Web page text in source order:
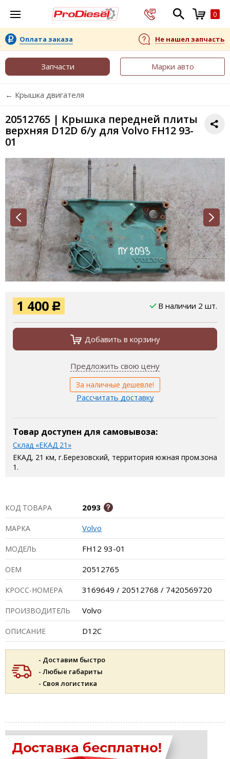
0
Оплата заказа Не нашел запчасть
Запчасти Марки авто
← Крышка двигателя
20512765 | Крышка передней плиты
верхняя D12D б/у для Volvo FH12 93-
01
1 400 Р В наличии 2 шт.
Добавить в корзину
Предложить свою цену
За наличные дешевле!
Рассчитать доставку
Товар доступен для самовывоза:
Склад «ЕКАД 21»
ЕКАД, 21 км, г.Березовский, территория южная пром.зона
1.
КОД ТОВАРА 2093
МАРКА Volvo
МОДЕЛЬ FH12 93-01
ОЕМ 20512765
КРОСС-НОМЕРА 3169649 / 20512768 / 7420569720
ПРОИЗВОДИТЕЛЬ Volvo
ОПИСАНИЕ D12C
- Доставим быстро
- Любые габариты
- Своя логистика